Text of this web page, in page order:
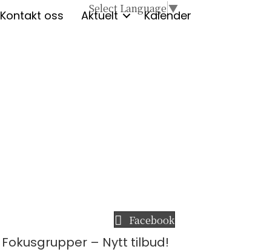
Select Language▼
Kontakt oss Aktuelt
Kalender
Facebook
Fokusgrupper – Nytt tilbud!